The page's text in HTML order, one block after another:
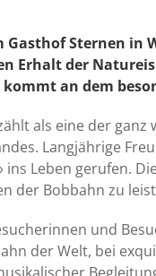
Gasthof Sternen in
Erhalt der
an dem
als eine der
Langjährige
Leben gerufen.
der Bobbahn zu
und
der Welt, bei